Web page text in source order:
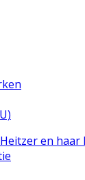
en tuinieren
en haar